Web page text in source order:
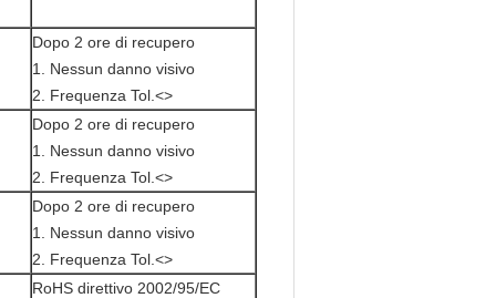
Dopo 2 ore di recupero
1. Nessun danno visivo
2. Frequenza Tol.<>
Dopo 2 ore di recupero
1. Nessun danno visivo
2. Frequenza Tol.<>
Dopo 2 ore di recupero
1. Nessun danno visivo
2. Frequenza Tol.<>
RoHS direttivo 2002/95/EC